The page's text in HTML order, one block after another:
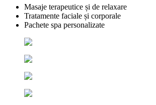
Masaje terapeutice și de relaxare
Tratamente faciale și corporale
Pachete spa personalizate